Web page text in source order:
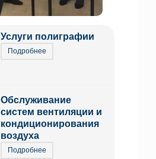
Услуги полиграфии
Подробнее
Обслуживание
систем вентиляции и
кондиционирования
воздуха
Подробнее